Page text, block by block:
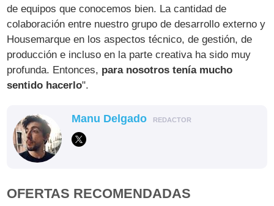
de equipos que conocemos bien. La cantidad de
colaboración entre nuestro grupo de desarrollo externo y
Housemarque en los aspectos técnico, de gestión, de
producción e incluso en la parte creativa ha sido muy
profunda. Entonces, para nosotros tenía mucho
sentido hacerlo".
Manu Delgado REDACTOR
OFERTAS RECOMENDADAS